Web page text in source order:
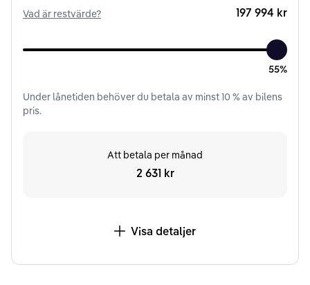
Vad är restvärde?
197 994 kr
55%
Under lånetiden behöver du betala av minst10% av bilens
pris.
Att betala per månad
2 631 kr
Visa detaljer